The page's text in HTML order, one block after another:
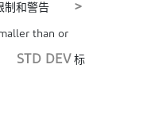
制和警告 >
than or
STD DEV 标